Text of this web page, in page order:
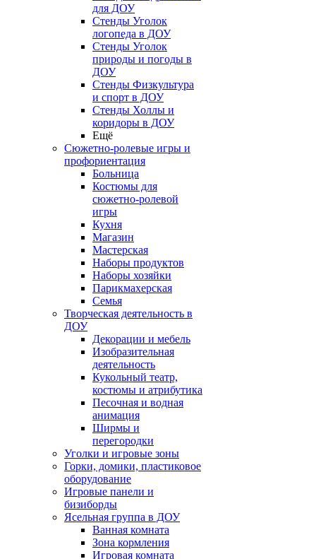
для ДОУ
Стенды Уголок
логопеда в ДОУ
Стенды Уголок
природы и погоды в
ДОУ
Стенды Физкультура
и спорт в ДОУ
Стенды Холлы и
коридоры в ДОУ
Ещё
Сюжетно-ролевые игры и
профориентация
Больница
Костюмы для
сюжетно-ролевой
игры
Кухня
Магазин
Мастерская
Наборы продуктов
Наборы хозяйки
Парикмахерская
Семья
Творческая деятельность в
ДОУ
Декорации и мебель
Изобразительная
деятельность
Кукольный театр,
костюмы и атрибутика
Песочная и водная
анимация
Ширмы и
перегородки
Уголки и игровые зоны
Горки, домики, пластиковое
оборудование
Игровые панели и
бизиборды
Ясельная группа в ДОУ
Ванная комната
Зона кормления
Игровая комната